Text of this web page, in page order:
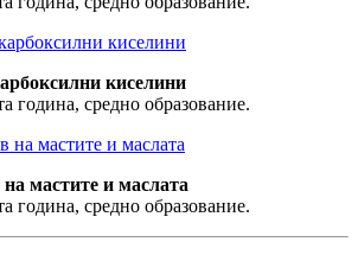
киселини
година, средно образование.
мастите и маслата
година, средно образование.